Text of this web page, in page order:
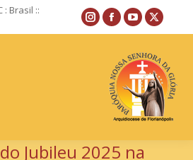
: Brasil ::
Instagram
page
new
window
Facebook
page
opens
in
new
window
YouTube
page
opens
in
new
window
X
page
in
new
Jubileu 2025 na